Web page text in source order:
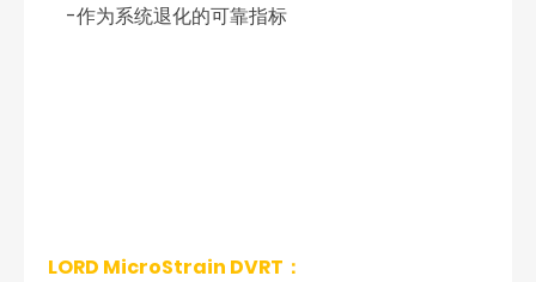
-作为系统退化的可靠指标
LORD MicroStrain DVRT：